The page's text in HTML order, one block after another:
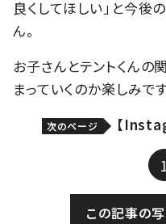
良くしてほしい」と今後
ん。
お子さんとテントくんの
まっていくのか楽しみで
次のページ 【
1
この記事の